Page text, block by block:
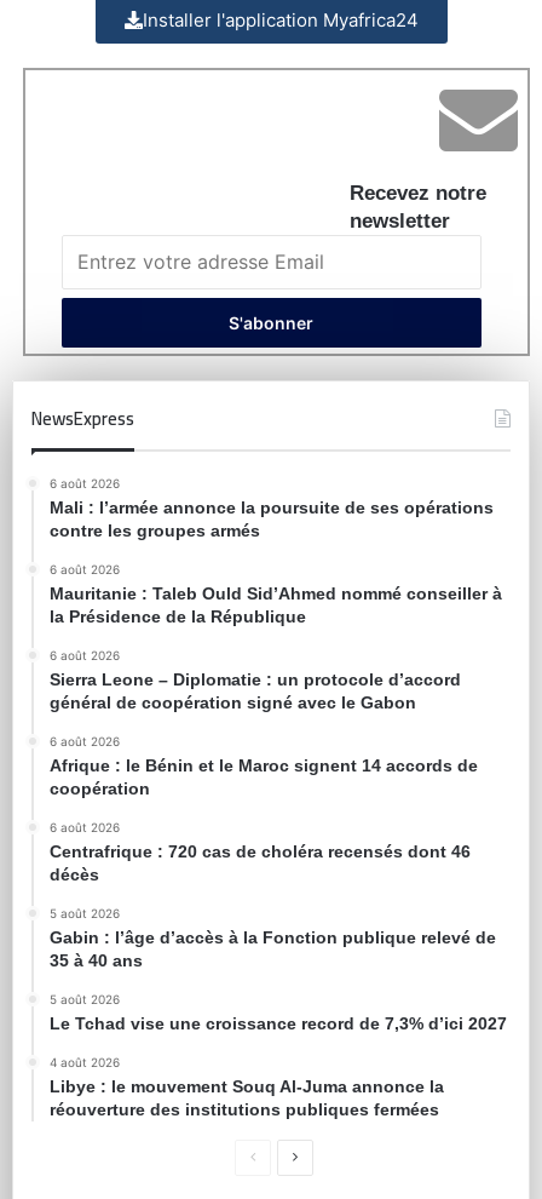
Installer l'application Myafrica24
Recevez notre
newsletter
NewsExpress
6 août 2026
Mali : l’armée annonce la poursuite de ses opérations
contre les groupes armés
6 août 2026
Mauritanie : Taleb Ould Sid’Ahmed nommé conseiller à
la Présidence de la République
6 août 2026
Sierra Leone – Diplomatie : un protocole d’accord
général de coopération signé avec le Gabon
6 août 2026
Afrique : le Bénin et le Maroc signent 14 accords de
coopération
6 août 2026
Centrafrique : 720 cas de choléra recensés dont 46
décès
5 août 2026
Gabin : l’âge d’accès à la Fonction publique relevé de
35 à 40 ans
5 août 2026
Le Tchad vise une croissance record de 7,3% d’ici 2027
4 août 2026
Libye : le mouvement Souq Al-Juma annonce la
réouverture des institutions publiques fermées